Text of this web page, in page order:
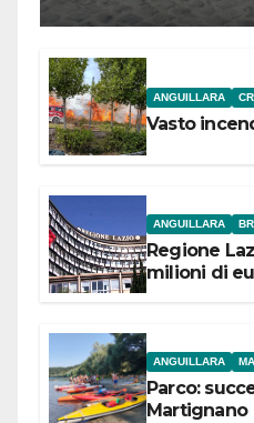
ANGUILLARA
Vasto
ANGUILLARA
Regione
milioni di
ANGUILLARA
Parco:
Martignano